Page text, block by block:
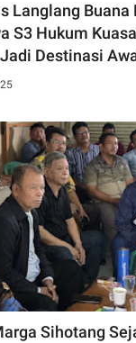
Langlang Buana
S3 Hukum
Destinasi
Sihotang